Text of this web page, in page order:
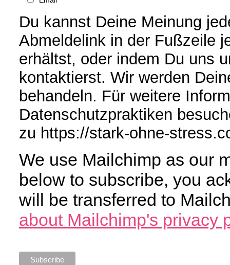
Du kannst Deine Meinung
Abmeldelink in der Fußzeile
erhältst, oder indem Du uns
kontaktierst. Wir werden
behandeln. Für weitere
Datenschutzpraktiken
zu https://stark-ohne-
We use Mailchimp as our
below to subscribe, you
will be transferred to
about Mailchimp's privacy